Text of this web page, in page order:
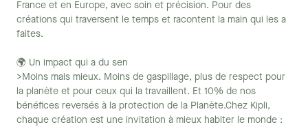
France et en Europe, avec soin et précision. Pour des
créations qui traversent le temps et racontent la main qui les a
faites.
🌍 Un impact qui a du sen
>Moins mais mieux. Moins de gaspillage, plus de respect pour
la planète et pour ceux qui la travaillent. Et 10% de nos
bénéfices reversés à la protection de la Planète.Chez Kipli,
chaque création est une invitation à mieux habiter le monde :